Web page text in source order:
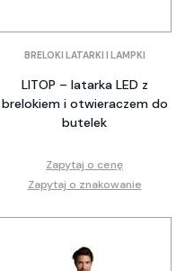
BRELOKI LATARKI I LAMPKI
LITOP – latarka LED z
brelokiem i otwieraczem do
butelek
Zapytaj o cenę
Zapytaj o znakowanie